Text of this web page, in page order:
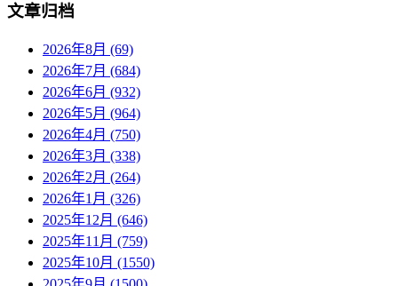
文章归档
2026年8月 (69)
2026年7月 (684)
2026年6月 (932)
2026年5月 (964)
2026年4月 (750)
2026年3月 (338)
2026年2月 (264)
2026年1月 (326)
2025年12月 (646)
2025年11月 (759)
2025年10月 (1550)